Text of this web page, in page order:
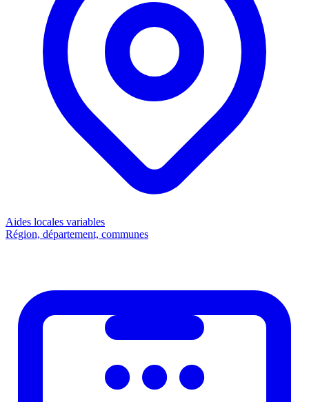
Aides locales variables
Région, département, communes